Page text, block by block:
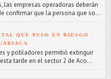
las empresas operadoras deberán
confirmar que la persona que so...
QUE PUSO EN RIESGO
y pobladores permitió extinguir
tarde en el sector 2 de Aco...